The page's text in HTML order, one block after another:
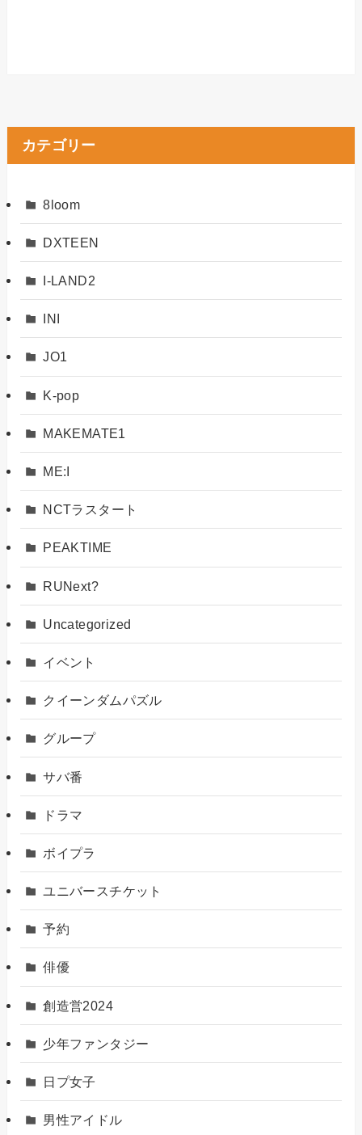
カテゴリー
8loom
DXTEEN
I-LAND2
INI
JO1
K-pop
MAKEMATE1
ME:I
NCTラスタート
PEAKTIME
RUNext?
Uncategorized
イベント
クイーンダムパズル
グループ
サバ番
ドラマ
ボイプラ
ユニバースチケット
予約
俳優
創造営2024
少年ファンタジー
日プ女子
男性アイドル